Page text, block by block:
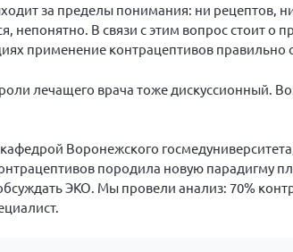
за пределы понимания: ни
непонятно. В связи с этим вопрос стоит
применение контрацептивов
лечащего врача тоже дискуссионный.
Воронежского
породила новую парадигму
ЭКО. Мы провели анализ: 70%